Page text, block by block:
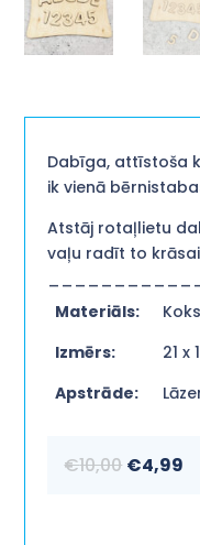
Dabīga, attīstoša
ik vienā
Atstāj rotaļlietu
vaļu radīt to
Materiāls:
Koks
Izmērs:
21 x
Apstrāde:
€10,00 Original
€4,99